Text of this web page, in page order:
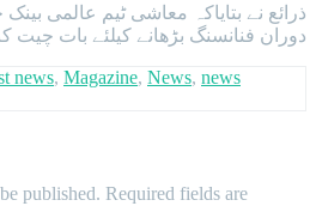
ذرائع نے بتایاکہ معاشی ٹیم عالمی
دوران فنانسنگ بڑھانے کیلئے بات چیت
news, Magazine, News, news
published. Required fields are